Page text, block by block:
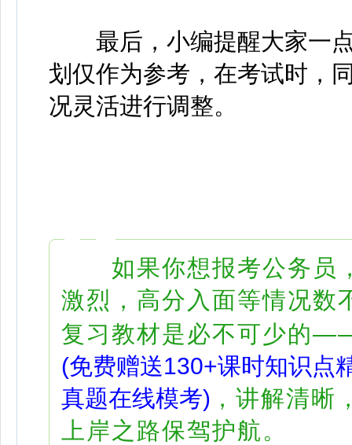
最后，小编提醒大家一点
划仅作为参考，在考试时，
况灵活进行调整。
如果你想报考公务员
激烈，高分入面等情况数
复习教材是必不可少的
(免费赠送130+课时知识点
真题在线模考) ，讲解清晰
上岸之路保驾护航。